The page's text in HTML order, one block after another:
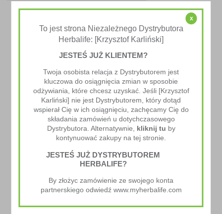
Chipsy Proteinowe
98.00zł
x
To jest strona Niezależnego Dystrybutora
Herbalife: [Krzysztof Karliński]
JESTEŚ JUŻ KLIENTEM?
Twoja osobista relacja z Dystrybutorem jest
kluczowa do osiągnięcia zmian w sposobie
odżywiania, które chcesz uzyskać. Jeśli [Krzysztof
Karliński] nie jest Dystrybutorem, który dotąd
wspierał Cię w ich osiągnięciu, zachęcamy Cię do
składania zamówień u dotychczasowego
Dystrybutora. Alternatywnie, kliknij tu by
kontynuować zakupy na tej stronie.
JESTEŚ JUŻ DYSTRYBUTOREM
HERBALIFE?
By złożyc zamówienie ze swojego konta
partnerskiego odwiedź www.myherbalife.com